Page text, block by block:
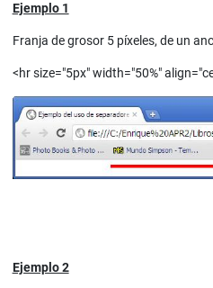
Ejemplo 1
Franja de grosor 5 píxeles, de un
<hr size="5px" width="50%"
Ejemplo 2